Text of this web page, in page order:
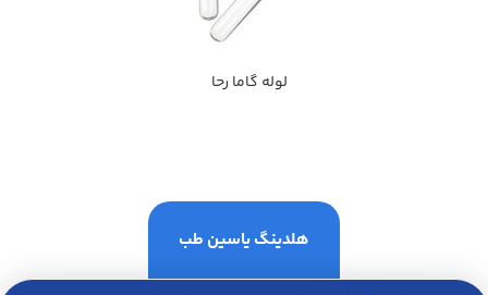
لوله گاما رحا
هلدینگ یاسین طب